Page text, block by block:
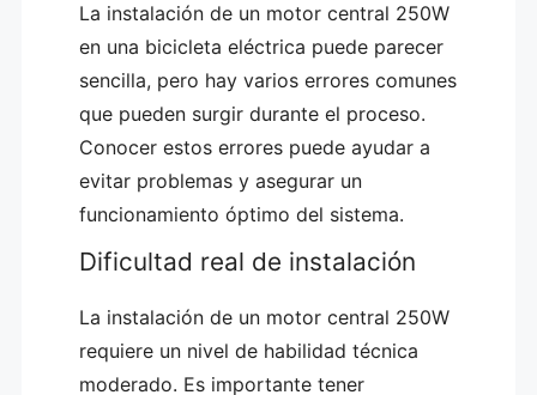
La instalación de un motor central 250W
en una bicicleta eléctrica puede parecer
sencilla, pero hay varios errores comunes
que pueden surgir durante el proceso.
Conocer estos errores puede ayudar a
evitar problemas y asegurar un
funcionamiento óptimo del sistema.
Dificultad real de instalación
La instalación de un motor central 250W
requiere un nivel de habilidad técnica
moderado. Es importante tener